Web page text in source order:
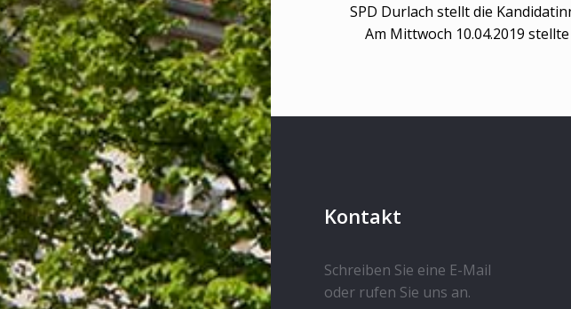
SPD Durlach stellt die
Am Mittwoch 10.04.2019
Kontakt
Schreiben Sie eine E-Mail
oder rufen Sie uns an.